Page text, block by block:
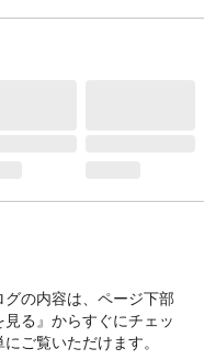
の内容は、ページ下部
る』からすぐにチェッ
ご覧いただけます。